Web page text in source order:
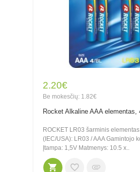
2.20€
Be mokesčių: 1.82€
Rocket Alkaline AAA elementas,
ROCKET LR03 šarminis
(IEC/USA): LR03 / AAA Gamintojo
Įtampa: 1,5V Matmenys: 10.5 x..